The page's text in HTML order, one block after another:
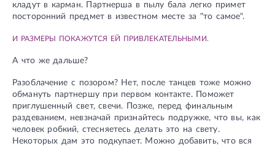
кладут в карман. Партнерша в пылу бала легко примет
посторонний предмет в известном месте за "то самое".
И РАЗМЕРЫ ПОКАЖУТСЯ ЕЙ ПРИВЛЕКАТЕЛЬНЫМИ.
А что же дальше?
Разоблачение с позором? Нет, после танцев тоже можно
обмануть партнершу при первом контакте. Поможет
приглушенный свет, свечи. Позже, перед финальным
раздеванием, невзначай признайтесь подружке, что вы, как
человек робкий, стесняетесь делать это на свету.
Некоторых дам это подкупает. Можно добавить, что вся